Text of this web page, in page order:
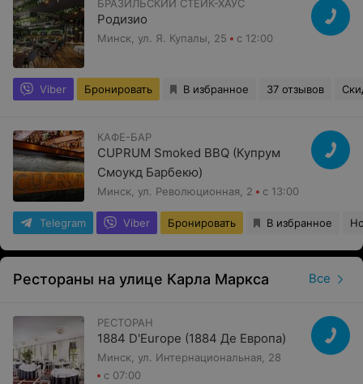
БРАЗИЛЬСКИЙ СТЕЙК-ХАУС
Родизио
Минск, ул. Я. Купалы, 25 с 12:00
Viber Бронировать В избранное 37 отзывов
КАФЕ-БАР
CUPRUM Smoked BBQ (Купрум
Смоукд Барбекю)
Минск, ул. Революционная, 2 с 13:00
Telegram Viber Бронировать В избранное
Рестораны на улице Карла Маркса Все
РЕСТОРАН
1884 D'Europe (1884 Де Европа)
Минск, ул. Интернациональная, 28
с 07:00